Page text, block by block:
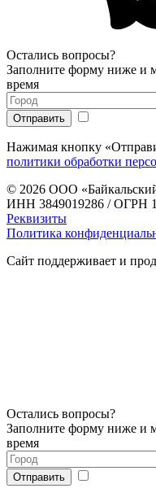
Остались вопросы?
Заполните форму ниже и
время
Нажимая кнопку
политики обработки
© 2026 ООО
ИНН 3849019286 / ОГРН
Реквизиты
Политика
Сайт поддерживает и
Остались вопросы?
Заполните форму ниже и
время